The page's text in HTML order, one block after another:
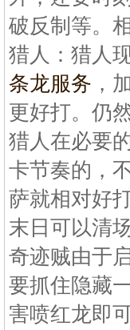
破反制等。
猎人：猎人
条龙服务 ，
更好打。仍
猎人在必要
卡节奏的，
萨就相对好
末日可以清
奇迹贼由于
要抓住隐藏
害喷红龙即